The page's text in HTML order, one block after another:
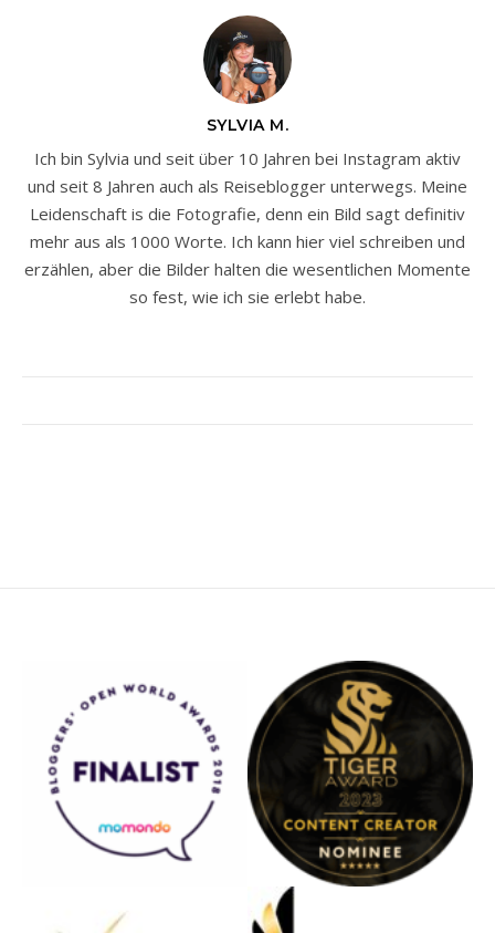
SYLVIA M.
Ich bin Sylvia und seit über 10 Jahren bei Instagram aktiv
und seit 8 Jahren auch als Reiseblogger unterwegs. Meine
Leidenschaft is die Fotografie, denn ein Bild sagt definitiv
mehr aus als 1000 Worte. Ich kann hier viel schreiben und
erzählen, aber die Bilder halten die wesentlichen Momente
so fest, wie ich sie erlebt habe.